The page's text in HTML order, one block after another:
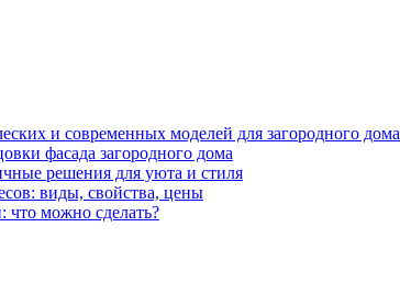
и современных моделей для загородного дома
фасада загородного дома
решения для уюта и стиля
виды, свойства, цены
что можно сделать?